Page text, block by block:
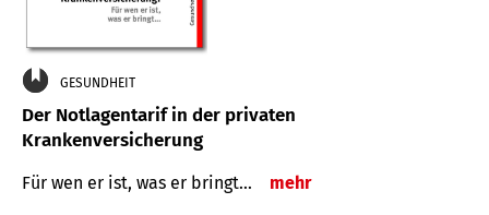
GESUNDHEIT
Der Notlagentarif in der privaten
Krankenversicherung
Für wen er ist, was er bringt… mehr